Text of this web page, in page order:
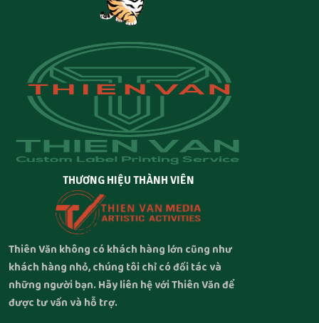
THƯƠNG HIỆU THÀNH VIÊN
Thiên Văn không có khách hàng lớn cũng như
khách hàng nhỏ, chúng tôi chỉ có đối tác và
những người bạn. Hãy liên hệ với Thiên Văn để
được tư vấn và hỗ trợ.